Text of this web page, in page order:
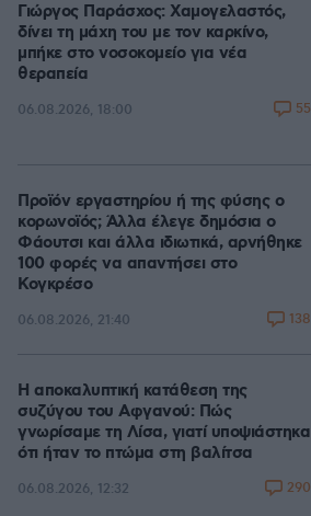
Γιώργος Παράσχος: Χαμογελαστός,
δίνει τη μάχη του με τον καρκίνο,
μπήκε στο νοσοκομείο για νέα
θεραπεία
06.08.2026, 18:00 55
Προϊόν εργαστηρίου ή της φύσης ο
κορωνοϊός; Άλλα έλεγε δημόσια ο
Φάουτσι και άλλα ιδιωτικά, αρνήθηκε
100 φορές να απαντήσει στο
Κογκρέσο
06.08.2026, 21:40 138
Η αποκαλυπτική κατάθεση της
συζύγου του Αφγανού: Πώς
γνωρίσαμε τη Λίσα, γιατί υποψιάστηκα
ότι ήταν το πτώμα στη βαλίτσα
06.08.2026, 12:32 290